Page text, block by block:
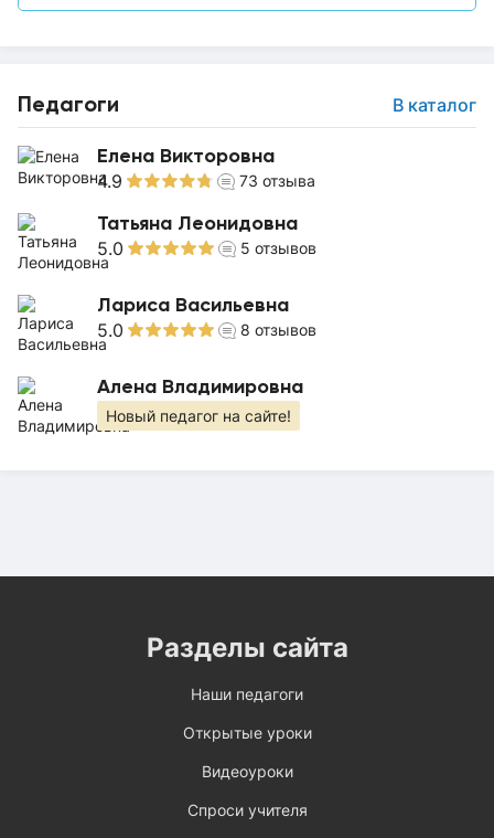
Педагоги В каталог
Елена Викторовна
4.9 73 отзыва
Татьяна Леонидовна
5.0 5 отзывов
Лариса Васильевна
5.0 8 отзывов
Алена Владимировна
Новый педагог на сайте!
Разделы сайта
Наши педагоги
Открытые уроки
Видеоуроки
Спроси учителя